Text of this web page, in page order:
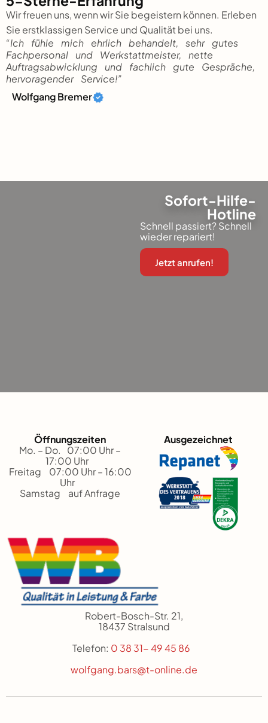
Wir freuen uns, wenn wir Sie begeistern können. Erleben
Sie erstklassigen Service und Qualität bei uns.
“Ich fühle mich ehrlich behandelt, sehr gutes
Fachpersonal und Werkstattmeister, nette
Auftragsabwicklung und fachlich gute Gespräche,
hervoragender Service!”
Wolfgang Bremer
Sofort-Hilfe-
Hotline
Schnell passiert? Schnell
wieder repariert!
Jetzt anrufen!
Öffnungszeiten
Mo. – Do. 07:00 Uhr –
17:00 Uhr
Freitag 07:00 Uhr – 16:00
Uhr
Samstag auf Anfrage
Ausgezeichnet
Robert-Bosch-Str. 21,
18437 Stralsund
Telefon: 0 38 31- 49 45 86
wolfgang.bars@t-online.de